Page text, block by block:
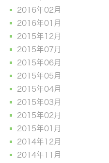
2016年02月
2016年01月
2015年12月
2015年07月
2015年06月
2015年05月
2015年04月
2015年03月
2015年02月
2015年01月
2014年12月
2014年11月